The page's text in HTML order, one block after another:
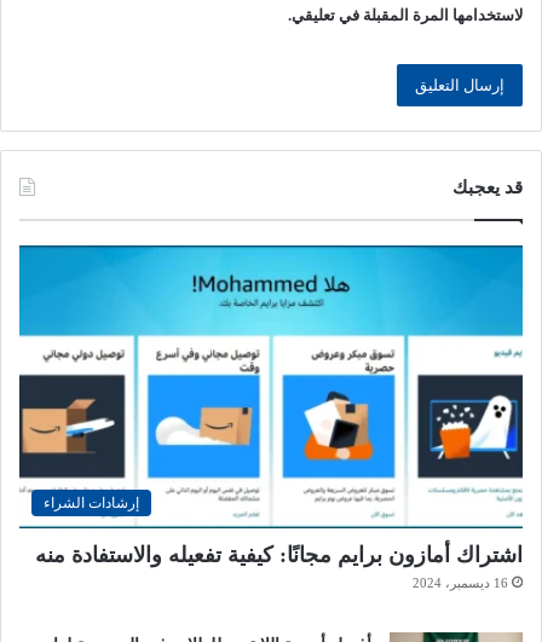
لاستخدامها المرة المقبلة في تعليقي.
قد يعجبك
إرشادات الشراء
اشتراك أمازون برايم مجانًا: كيفية تفعيله والاستفادة منه
16 ديسمبر، 2024